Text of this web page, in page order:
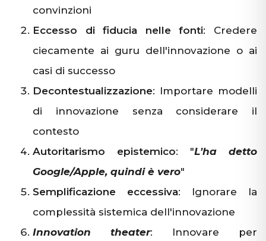
convinzioni
Eccesso di fiducia nelle fonti: Credere
ciecamente ai guru dell'innovazione o ai
casi di successo
Decontestualizzazione: Importare modelli
di innovazione senza considerare il
contesto
Autoritarismo epistemico: "L'ha detto
Google/Apple, quindi è vero"
Semplificazione eccessiva: Ignorare la
complessità sistemica dell'innovazione
Innovation theater: Innovare per